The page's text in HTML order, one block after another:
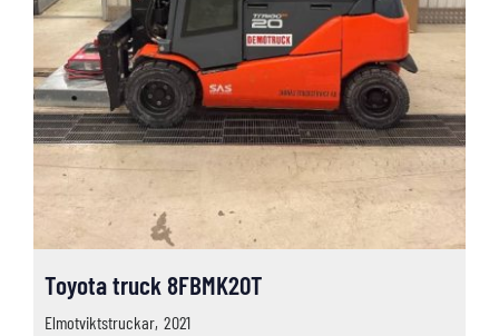
Toyota truck 8FBMK20T
Elmotviktstruckar, 2021